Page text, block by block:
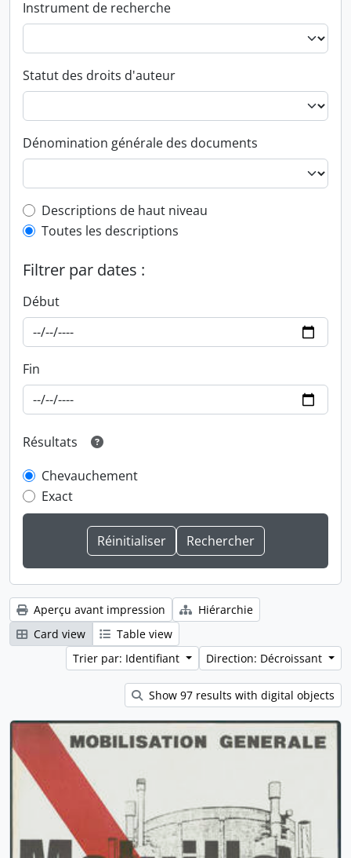
Instrument de recherche
Statut des droits d'auteur
Dénomination générale des documents
Top-level description filter
Descriptions de haut niveau
Toutes les descriptions
Filtrer par dates :
Début
Fin
Résultats
Chevauchement
Exact
Aperçu avant impression
Hiérarchie
Card view
Table view
Trier par: Identifiant
Direction: Décroissant
Show 97 results with digital objects